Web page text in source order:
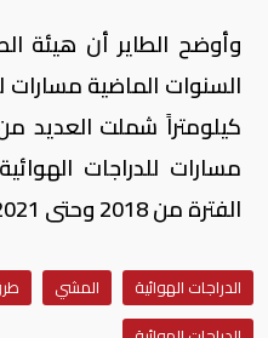
وأوضح الطاير أن هيئة
كيلومتراً شملت العديد
الفترة من 2018 وحتى 2021.
الدراجات الهوائية المشي